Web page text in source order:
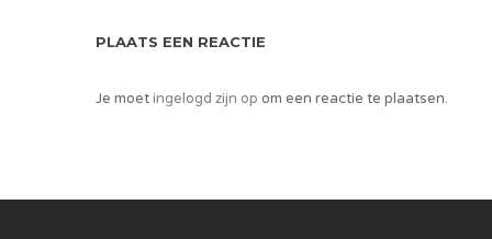
PLAATS EEN REACTIE
Je moetingelogd zijn op om een reactie te plaatsen.